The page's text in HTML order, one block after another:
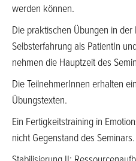
werden können.
Die praktischen Übungen in
Selbsterfahrung als PatientIn
nehmen die Hauptzeit des
Die TeilnehmerInnen erhalten
Übungstexten.
Ein Fertigkeitstraining in
nicht Gegenstand des Seminars.